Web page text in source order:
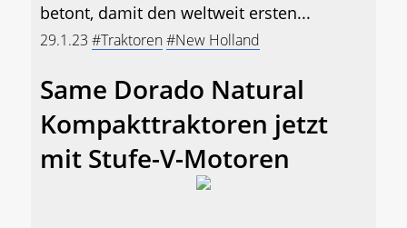
betont, damit den weltweit ersten...
29.1.23 #Traktoren#New Holland
Same Dorado Natural
Kompakttraktoren jetzt
mit Stufe-V-Motoren